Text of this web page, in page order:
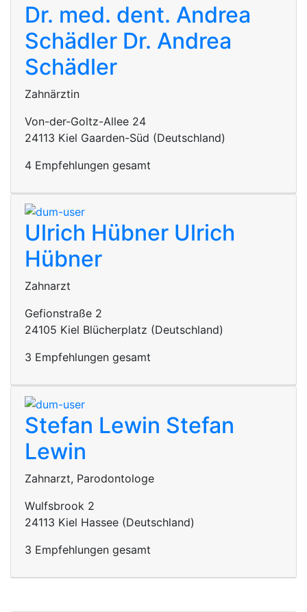
Dr. med. dent. Andrea
Schädler Dr. Andrea
Schädler
Zahnärztin
Von-der-Goltz-Allee 24
24113 Kiel Gaarden-Süd (Deutschland)
4 Empfehlungen gesamt
Ulrich Hübner Ulrich
Hübner
Zahnarzt
Gefionstraße 2
24105 Kiel Blücherplatz (Deutschland)
3 Empfehlungen gesamt
Stefan Lewin Stefan
Lewin
Zahnarzt, Parodontologe
Wulfsbrook 2
24113 Kiel Hassee (Deutschland)
3 Empfehlungen gesamt